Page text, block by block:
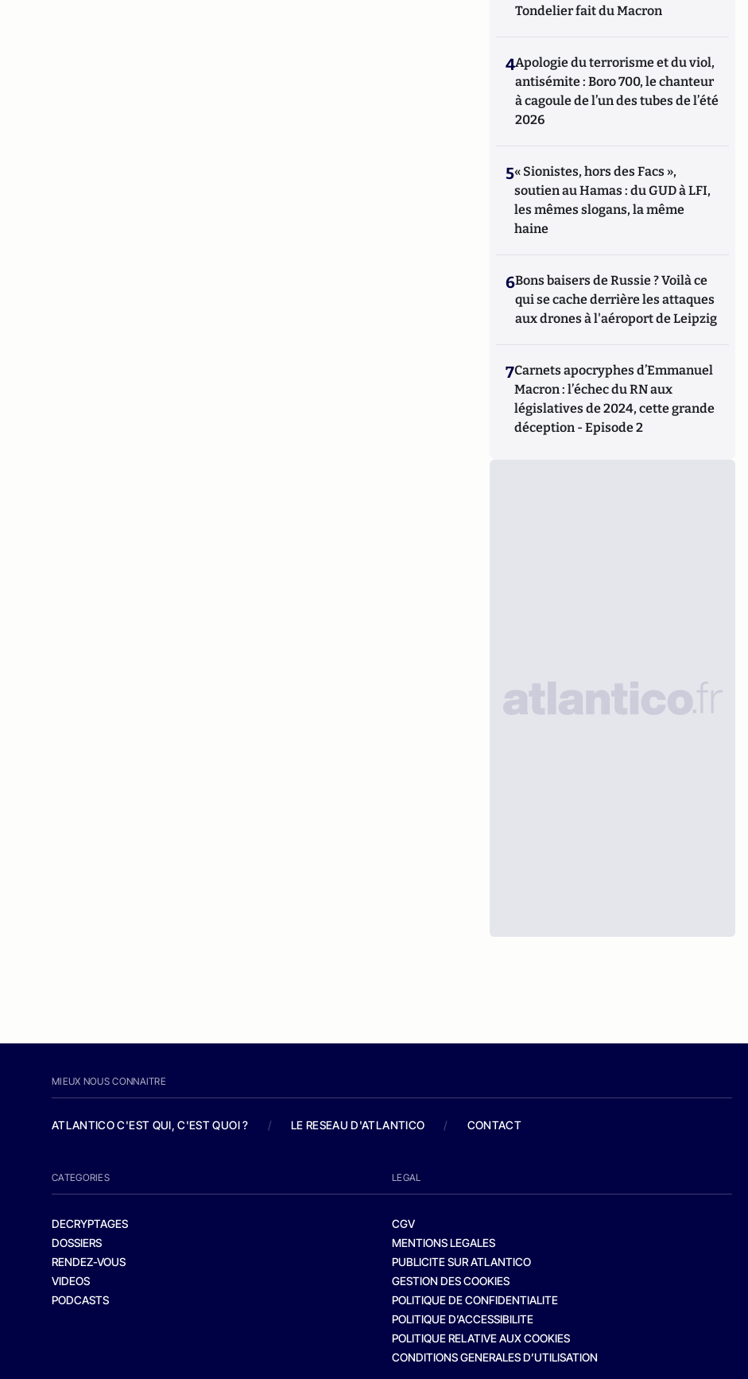
Tondelier fait du Macron
4Apologie du terrorisme et du viol,
antisémite : Boro 700, le chanteur
à cagoule de l’un des tubes de l’été
2026
5« Sionistes, hors des Facs »,
soutien au Hamas : du GUD à LFI,
les mêmes slogans, la même
haine
6Bons baisers de Russie ? Voilà ce
qui se cache derrière les attaques
aux drones à l'aéroport de Leipzig
7Carnets apocryphes d’Emmanuel
Macron : l’échec du RN aux
législatives de 2024, cette grande
déception - Episode 2
MIEUX NOUS CONNAITRE
ATLANTICO C'EST QUI, C'EST QUOI ? / LE RESEAU D'ATLANTICO / CONTACT
CATEGORIES
DECRYPTAGES
DOSSIERS
RENDEZ-VOUS
VIDEOS
PODCASTS
LEGAL
CGV
MENTIONS LEGALES
PUBLICITE SUR ATLANTICO
GESTION DES COOKIES
POLITIQUE DE CONFIDENTIALITE
POLITIQUE D’ACCESSIBILITE
POLITIQUE RELATIVE AUX COOKIES
CONDITIONS GENERALES D’UTILISATION